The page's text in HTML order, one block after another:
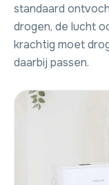
standaard
drogen, de lucht
krachtig moet
daarbij passen.